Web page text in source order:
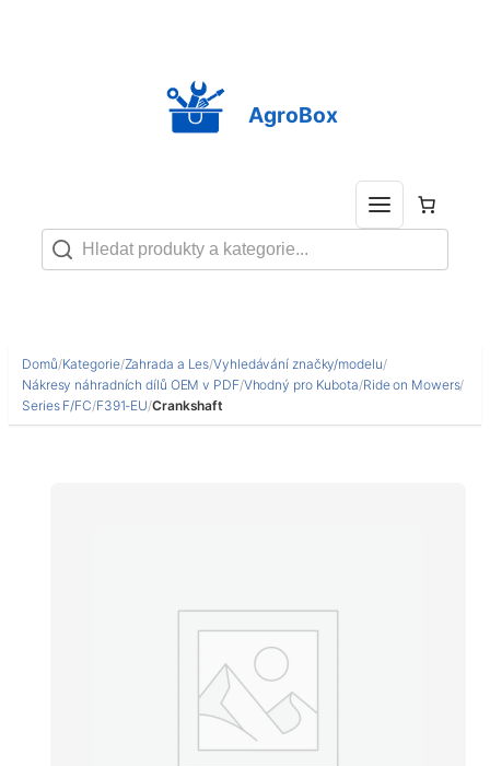
AgroBox
Domů/Kategorie/Zahrada a Les/Vyhledávání značky/modelu/
Nákresy náhradních dílů OEM v PDF/Vhodný pro Kubota/Ride on Mowers/
Series F/FC/F391-EU/Crankshaft